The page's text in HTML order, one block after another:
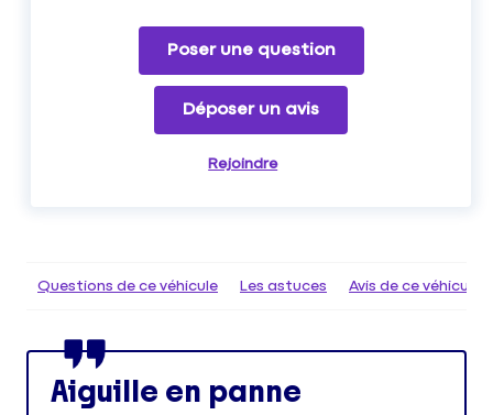
Poser une question
Déposer un avis
Rejoindre
Questions de ce véhicule Les astuces Avis de ce véhicule
Aiguille en panne